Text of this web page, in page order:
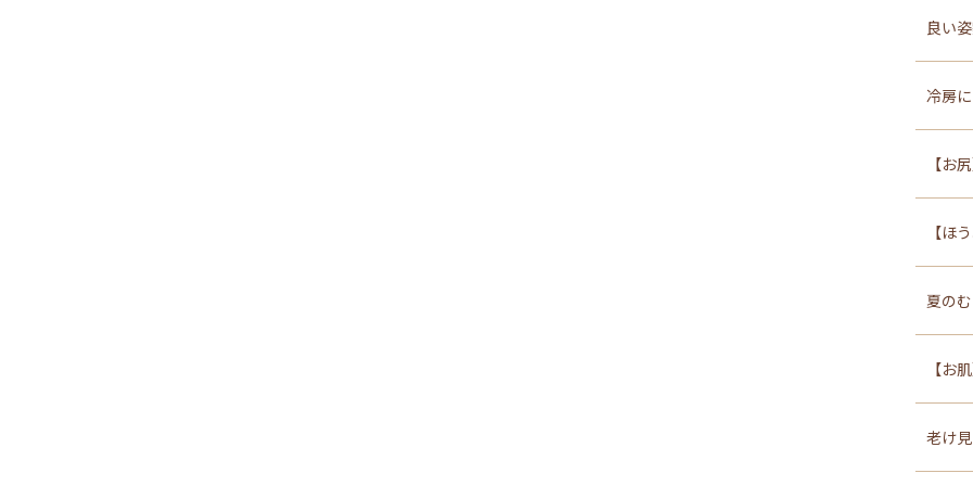
良い
冷房
【お
【ほ
夏の
【お
老け